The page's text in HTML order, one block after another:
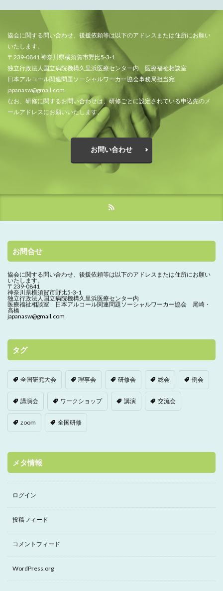
協会に関する問い合わせ、後援依頼等は以下のアドレスまたは住所にお願い
いたします。
〒239-0841 神奈川県横須賀市野比5-3-1
独立行政法人国立病院機構久里浜医療センター内 医療福祉相談室
日本アルコール関連問題ソーシャルワーカー協会事務局担当宛
japanasw@gmail.com
なお、研修に関するお問い合わせは、研修ごとに設定されている申込先のメ
ールアドレスにお願いいたします。
お問い合わせ
お問合せ
協会に関する問い合わせ、 後援依頼等は以下のアドレスまたは住所にお願い
いたします。
〒239-0841
神奈川県横須賀市野比5-3-1
独立行政法人国立病院機構久里浜医療センター内
医療福祉相談室 日本アルコール関連問題ソーシャルワーカー協会 尾崎・
高橋
japanasw@gmail.com
タグ
全国研究大会 理事会 研修会 総会 例会
講演会 ワークショップ 講演 交流会
zoom 全国研修
メタ情報
ログイン
投稿フィード
コメントフィード
WordPress.org